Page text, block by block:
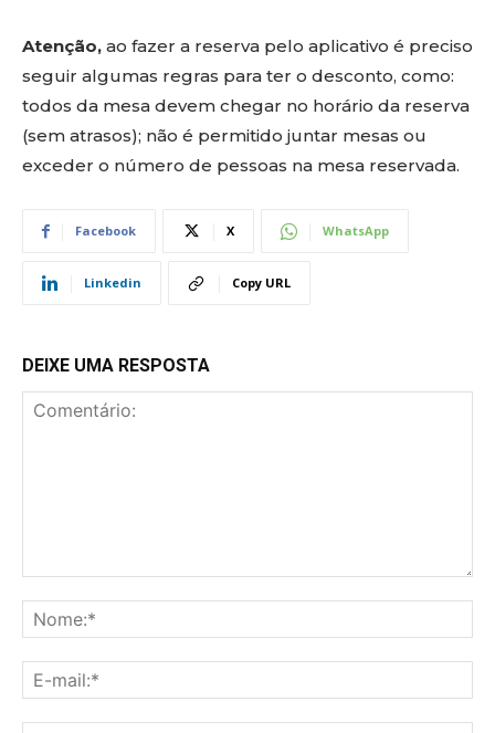
Atenção, ao fazer a reserva pelo aplicativo é preciso
seguir algumas regras para ter o desconto, como:
todos da mesa devem chegar no horário da reserva
(sem atrasos); não é permitido juntar mesas ou
exceder o número de pessoas na mesa reservada.
Facebook X WhatsApp
Linkedin Copy URL
DEIXE UMA RESPOSTA